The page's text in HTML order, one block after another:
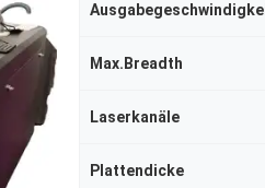
Max.Breadth
Laserkanäle
Plattendicke